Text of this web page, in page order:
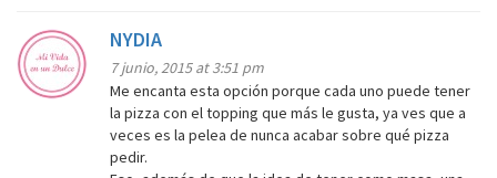
NYDIA
7 junio, 2015 at 3:51 pm
Me encanta esta opción porque cada uno puede tener
la pizza con el topping que más le gusta, ya ves que a
veces es la pelea de nunca acabar sobre qué pizza
pedir.